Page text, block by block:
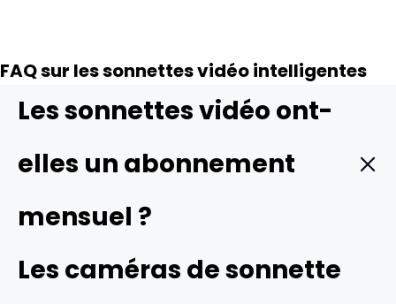
FAQ sur les sonnettes vidéo intelligentes
Les sonnettes vidéo ont-
elles un abonnement
mensuel ?
De nombreuses sonnettes vidéo très appréciées ne
nécessitent pas d'abonnement, comme les Reolink
Les caméras de sonnette